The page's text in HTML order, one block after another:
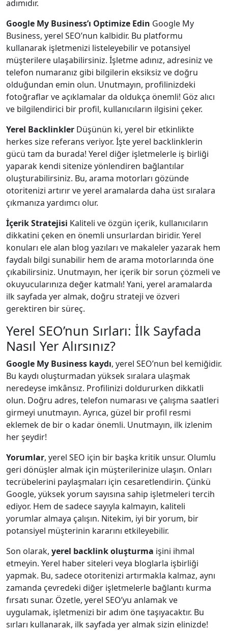
adımıdır.
Google My Business’ı Optimize Edin Google My
Business, yerel SEO’nun kalbidir. Bu platformu
kullanarak işletmenizi listeleyebilir ve potansiyel
müşterilere ulaşabilirsiniz. İşletme adınız, adresiniz ve
telefon numaranız gibi bilgilerin eksiksiz ve doğru
olduğundan emin olun. Unutmayın, profilinizdeki
fotoğraflar ve açıklamalar da oldukça önemli! Göz alıcı
ve bilgilendirici bir profil, kullanıcıların ilgisini çeker.
Yerel Backlinkler Düşünün ki, yerel bir etkinlikte
herkes size referans veriyor. İşte yerel backlinklerin
gücü tam da burada! Yerel diğer işletmelerle iş birliği
yaparak kendi sitenize yönlendiren bağlantılar
oluşturabilirsiniz. Bu, arama motorları gözünde
otoritenizi artırır ve yerel aramalarda daha üst sıralara
çıkmanıza yardımcı olur.
İçerik Stratejisi Kaliteli ve özgün içerik, kullanıcıların
dikkatini çeken en önemli unsurlardan biridir. Yerel
konuları ele alan blog yazıları ve makaleler yazarak hem
faydalı bilgi sunabilir hem de arama motorlarında öne
çıkabilirsiniz. Unutmayın, her içerik bir sorun çözmeli ve
okuyucularınıza değer katmalı! Yani, yerel aramalarda
ilk sayfada yer almak, doğru strateji ve özveri
gerektiren bir süreç.
Yerel SEO’nun Sırları: İlk Sayfada
Nasıl Yer Alırsınız?
Google My Business kaydı, yerel SEO’nun bel kemiğidir.
Bu kaydı oluşturmadan yüksek sıralara ulaşmak
neredeyse imkânsız. Profilinizi doldururken dikkatli
olun. Doğru adres, telefon numarası ve çalışma saatleri
girmeyi unutmayın. Ayrıca, güzel bir profil resmi
eklemek de bir o kadar önemli. Unutmayın, ilk izlenim
her şeydir!
Yorumlar, yerel SEO için bir başka kritik unsur. Olumlu
geri dönüşler almak için müşterilerinize ulaşın. Onları
tecrübelerini paylaşmaları için cesaretlendirin. Çünkü
Google, yüksek yorum sayısına sahip işletmeleri tercih
ediyor. Hem de sadece sayıyla kalmayın, kaliteli
yorumlar almaya çalışın. Nitekim, iyi bir yorum, bir
potansiyel müşterinin kararını etkileyebilir.
Son olarak, yerel backlink oluşturma işini ihmal
etmeyin. Yerel haber siteleri veya bloglarla işbirliği
yapmak. Bu, sadece otoritenizi artırmakla kalmaz, aynı
zamanda çevredeki diğer işletmelerle bağlantı kurma
fırsatı sunar. Özetle, yerel SEO’yu anlamak ve
uygulamak, işletmenizi bir adım öne taşıyacaktır. Bu
sırları kullanarak, ilk sayfada yer almak sizin elinizde!